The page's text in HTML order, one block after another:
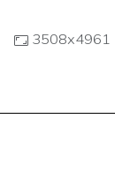
3508x4961